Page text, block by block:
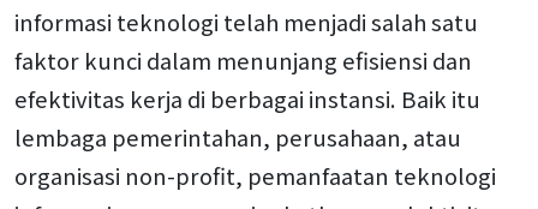
informasi teknologi telah menjadi salah satu
faktor kunci dalam menunjang efisiensi dan
efektivitas kerja di berbagai instansi. Baik itu
lembaga pemerintahan, perusahaan, atau
organisasi non-profit, pemanfaatan teknologi